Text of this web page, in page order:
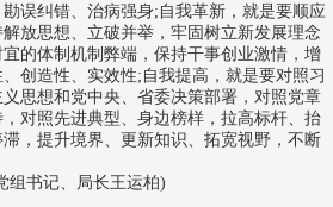
误纠错、治病强身;自我革新，就是要顺应
放思想、立破并举，牢固树立新发展理念
的体制机制弊端，保持干事创业激情，增
创造性、实效性;自我提高，就是要对照习
思想和党中央、省委决策部署，对照党章
对照先进典型、身边榜样，拉高标杆、抬
，提升境界、更新知识、拓宽视野，不断
组书记、局长王运柏)